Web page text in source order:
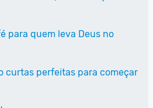
para quem leva Deus no
curtas perfeitas para começar